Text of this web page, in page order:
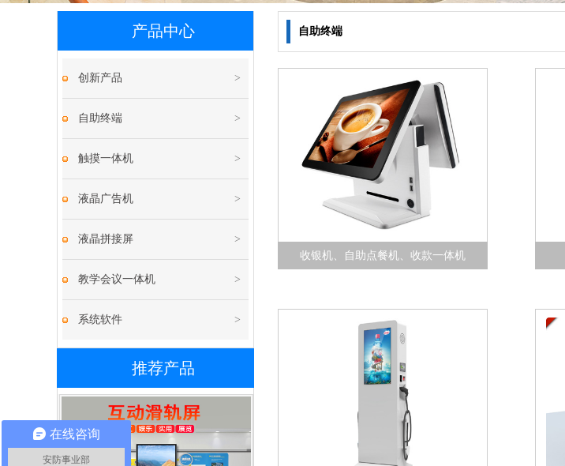
产品中心
>
创新产品
>
自助终端
>
触摸一体机
>
液晶广告机
>
液晶拼接屏
>
教学会议一体机
>
系统软件
推荐产品
自助终端
收银机、自助点餐机、收款一体机
在线咨询
安防事业部